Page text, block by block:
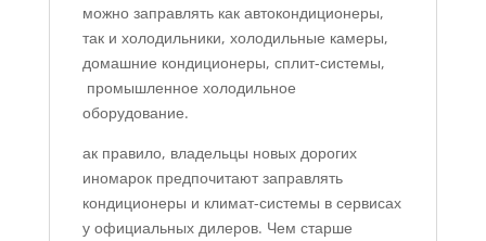
можно заправлять как автокондиционеры,
так и холодильники, холодильные камеры,
домашние кондиционеры, сплит-системы,
промышленное холодильное
оборудование.
ак правило, владельцы новых дорогих
иномарок предпочитают заправлять
кондиционеры и климат-системы в сервисах
у официальных дилеров. Чем старше